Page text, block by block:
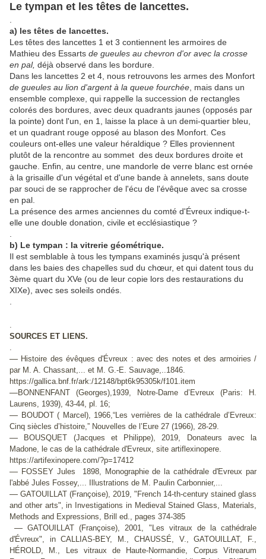
Le tympan et les têtes de lancettes.
a) les têtes de lancettes.
Les têtes des lancettes 1 et 3 contiennent les armoires de
Mathieu des Essarts de gueules au chevron d'or avec la crosse
en pal, déjà observé dans les bordure.
Dans les lancettes 2 et 4, nous retrouvons les armes des Monfort
de gueules au lion d'argent à la queue fourchée , mais dans un
ensemble complexe, qui rappelle la succession de rectangles
colorés des bordures, avec deux quadrants jaunes (opposés par
la pointe) dont l'un, en 1, laisse la place à un demi-quartier bleu,
et un quadrant rouge opposé au blason des Monfort. Ces
couleurs ont-elles une valeur héraldique ? Elles proviennent
plutôt de la rencontre au sommet des deux bordures droite et
gauche. Enfin, au centre, une mandorle de verre blanc est ornée
à la grisaille d'un végétal et d'une bande à annelets, sans doute
par souci de se rapprocher de l'écu de l'évêque avec sa crosse
en pal.
La présence des armes anciennes du comté d'Évreux indique-t-
elle une double donation, civile et ecclésiastique ?
b) Le tympan : la vitrerie géométrique.
Il est semblable à tous les tympans examinés jusqu'à présent
dans les baies des chapelles sud du chœur, et qui datent tous du
3ème quart du XVe (ou de leur copie lors des restaurations du
XIXe), avec ses soleils ondés.
.
SOURCES ET LIENS.
.
— Histoire des évêques d'Évreux : avec des notes et des armoiries /
par M. A. Chassant,... et M. G.-E. Sauvage,..1846.
https://gallica.bnf.fr/ark:/12148/bpt6k95305k/f101.item
—BONNENFANT (Georges),1939, Notre-Dame d’Evreux (Paris: H.
Laurens, 1939), 43-44, pl. 16;
— BOUDOT ( Marcel), 1966,“Les verrières de la cathédrale d’Evreux:
Cinq siècles d’histoire,” Nouvelles de l’Eure 27 (1966), 28-29.
—
BOUSQUET (Jacques et Philippe), 2019, Donateurs avec la
Madone, le cas de la cathédrale d'Evreux, site artiflexinopere.
https://artifexinopere.com/?p=17412
— FOSSEY Jules 1898, Monographie de la cathédrale d'Evreux par
l'abbé Jules Fossey,... Illustrations de M. Paulin Carbonnier,...
— GATOUILLAT (Françoise), 2019, "French 14-th-century stained glass
and other arts", in Investigations in Medieval Stained Glass, Materials,
Methods and Expressions, Brill ed., pages 374-385
—GATOUILLAT (Françoise), 2001, "Les vitraux de la cathédrale
d'Évreux", in CALLIAS-BEY, M., CHAUSSÉ, V., GATOUILLAT, F.,
HÉROLD, M., Les vitraux de Haute-Normandie, Corpus Vitrearum